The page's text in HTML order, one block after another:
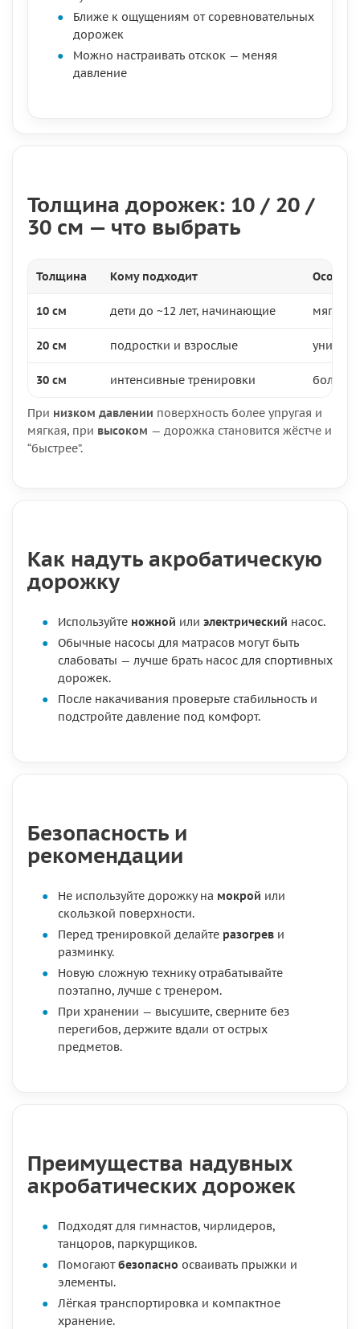
Ближе к ощущениям от соревновательных
дорожек
Можно настраивать отскок — меняя
давление
Толщина дорожек: 10 / 20 /
30 см — что выбрать
Толщина Кому подходит
10 см дети до ~12 лет, начинающие мягче,
20 см подростки и взрослые
30 см интенсивные тренировки более
При низком давлении поверхность более упругая и
мягкая, при высоком — дорожка становится жёстче и
“быстрее”.
Как надуть акробатическую
дорожку
Используйте ножной или электрический насос.
Обычные насосы для матрасов могут быть
слабоваты — лучше брать насос для спортивных
дорожек.
После накачивания проверьте стабильность и
подстройте давление под комфорт.
Безопасность и
рекомендации
Не используйте дорожку на мокрой или
скользкой поверхности.
Перед тренировкой делайте разогрев и
разминку.
Новую сложную технику отрабатывайте
поэтапно, лучше с тренером.
При хранении — высушите, сверните без
перегибов, держите вдали от острых
предметов.
Преимущества надувных
акробатических дорожек
Подходят для гимнастов, чирлидеров,
танцоров, паркурщиков.
Помогаютбезопасно осваивать прыжки и
элементы.
Лёгкая транспортировка и компактное
хранение.